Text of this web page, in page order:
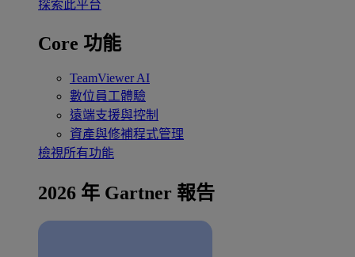
探索此平台
Core 功能
TeamViewer AI
數位員工體驗
遠端支援與控制
資產與修補程式管理
檢視所有功能
2026 年 Gartner 報告